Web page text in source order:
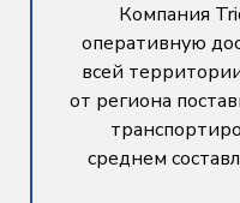
Компания
оперативную
всей
от региона
среднем